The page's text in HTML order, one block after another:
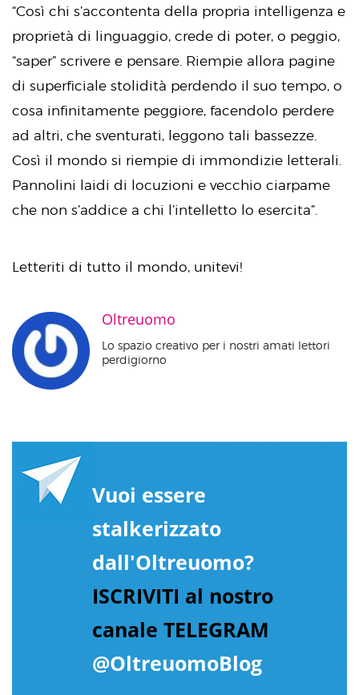
“Così chi s’accontenta della propria intelligenza e
proprietà di linguaggio, crede di poter, o peggio,
“saper” scrivere e pensare. Riempie allora pagine
di superficiale stolidità perdendo il suo tempo, o
cosa infinitamente peggiore, facendolo perdere
ad altri, che sventurati, leggono tali bassezze.
Così il mondo si riempie di immondizie letterali.
Pannolini laidi di locuzioni e vecchio ciarpame
che non s’addice a chi l’intelletto lo esercita”.
Letteriti di tutto il mondo, unitevi!
Oltreuomo
Lo spazio creativo per i nostri amati lettori
perdigiorno
Vuoi essere
stalkerizzato
dall'Oltreuomo?
ISCRIVITI al nostro
canale TELEGRAM
@OltreuomoBlog